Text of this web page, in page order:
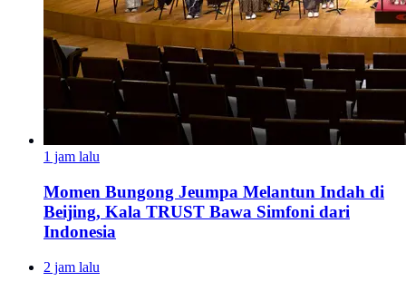
1 jam lalu
Momen Bungong Jeumpa Melantun Indah di
Beijing, Kala TRUST Bawa Simfoni dari
Indonesia
2 jam lalu